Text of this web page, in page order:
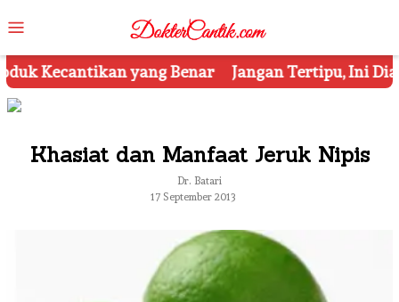
to
contentMenu
Jangan Tertipu, Ini Dia 7 Tips Mengetahui
Khasiat dan Manfaat Jeruk Nipis
Dr. Batari
17 September 2013